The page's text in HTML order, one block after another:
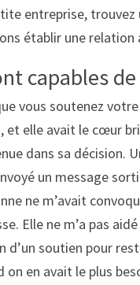
entreprise, trouvez
établir une relation
capables
vous soutenez
et elle avait le cœur
dans sa décision.
un message
ne m’avait
Elle ne m’a pas
d’un soutien pour
on en avait le plus